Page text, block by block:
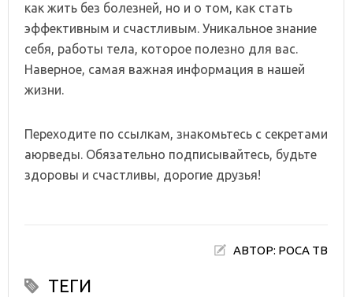
как жить без болезней, но и о том, как стать
эффективным и счастливым. Уникальное знание
себя, работы тела, которое полезно для вас.
Наверное, самая важная информация в нашей
жизни.
Переходите по ссылкам, знакомьтесь с секретами
аюрведы. Обязательно подписывайтесь, будьте
здоровы и счастливы, дорогие друзья!
АВТОР: РОСА ТВ
ТЕГИ